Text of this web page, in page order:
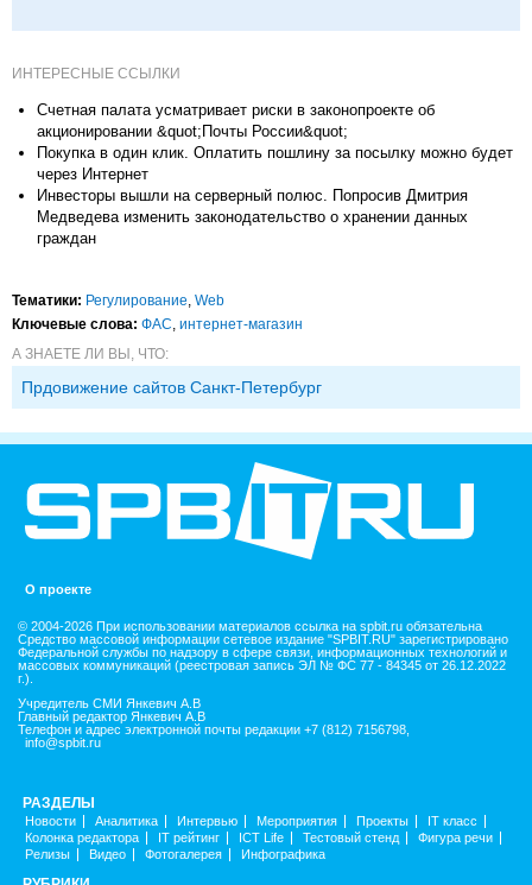
ИНТЕРЕСНЫЕ ССЫЛКИ
Счетная палата усматривает риски в законопроекте об
акционировании &quot;Почты России&quot;
Покупка в один клик. Оплатить пошлину за посылку можно будет
через Интернет
Инвесторы вышли на серверный полюс. Попросив Дмитрия
Медведева изменить законодательство о хранении данных
граждан
Тематики: Регулирование Web
Ключевые слова: ФАС интернет-магазин
А ЗНАЕТЕ ЛИ ВЫ, ЧТО:
Прдовижение сайтов Санкт-Петербург
О проекте
© 2004-2026 При использовании материалов ссылка на spbit.ru обязательна
Средство массовой информации сетевое издание "SPBIT.RU" зарегистрировано
Федеральной службы по надзору в сфере связи, информационных технологий и
массовых коммуникаций (реестровая запись ЭЛ № ФС 77 - 84345 от 26.12.2022
г.).
Учредитель СМИ Янкевич А.В
Главный редактор Янкевич А.В
Телефон и адрес электронной почты редакции +7 (812) 7156798,
info@spbit.ru
РАЗДЕЛЫ
Новости Аналитика Интервью Мероприятия Проекты
IT класс
Колонка редактора
IT рейтинг ICT Life Тестовый стенд
Фигура речи
Релизы
Видео Фотогалерея Инфографика